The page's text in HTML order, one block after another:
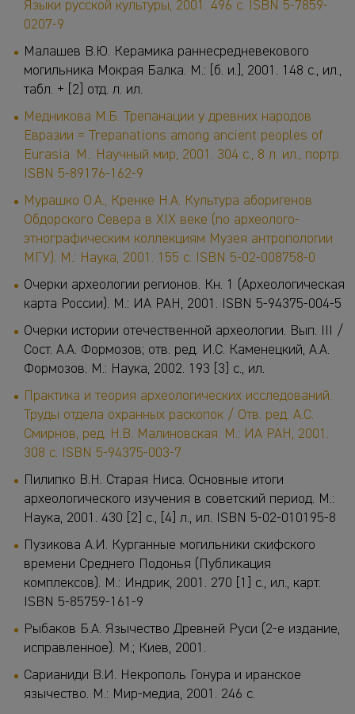
Языки русской культуры, 2001. 496 с. ISBN 5-7859-
0207-9
Малашев В.Ю. Керамика раннесредневекового
могильника Мокрая Балка. М.: [б. и.], 2001. 148 с., ил.,
табл. + [2] отд. л. ил.
Медникова М.Б. Трепанации у древних народов
Евразии = Trepanations among ancient peoples of
Eurasia. М.: Научный мир, 2001. 304 с., 8 л. ил., портр.
ISBN 5-89176-162-9
Мурашко О.А., Кренке Н.А. Культура аборигенов
Обдорскоrо Севера в XIX веке (no археолого-
этноrрафическим коллекциям Музея антропологии
МГУ). М.: Наука, 2001. 155 с. ISBN 5-02-008758-0
Очерки археологии регионов. Кн. 1 (Археологическая
карта России). М.: ИА РАН, 2001. ISBN 5-94375-004-5
Очерки истории отечественной археологии. Вып. III /
Сост. А.А. Формозов; отв. ред. И.С. Каменецкий, А.А.
Формозов. М.: Наука, 2002. 193 [3] с., ил.
Практика и теория археологических исследований.
Труды отдела охранных раскопок / Отв. ред. А.С.
Смирнов, ред. Н.В. Малиновская. М.: ИА РАН, 2001.
308 с. ISBN 5-94375-003-7
Пилипко В.Н. Старая Ниса. Основные итоги
археологического изучения в советский период. М.:
Наука, 2001. 430 [2] с., [4] л., ил. ISBN 5-02-010195-8
Пузикова А.И. Курганные могильники скифского
времени Среднего Подонья (Публикация
комплексов). М.: Индрик, 2001. 270 [1] с., ил., карт.
ISBN 5-85759-161-9
Рыбаков Б.А. Язычество Древней Руси (2-е издание,
исправленное). М.; Киев, 2001.
Сарианиди В.И. Некрополь Гонура и иранское
язычество. М.: Мир-медиа, 2001. 246 с.